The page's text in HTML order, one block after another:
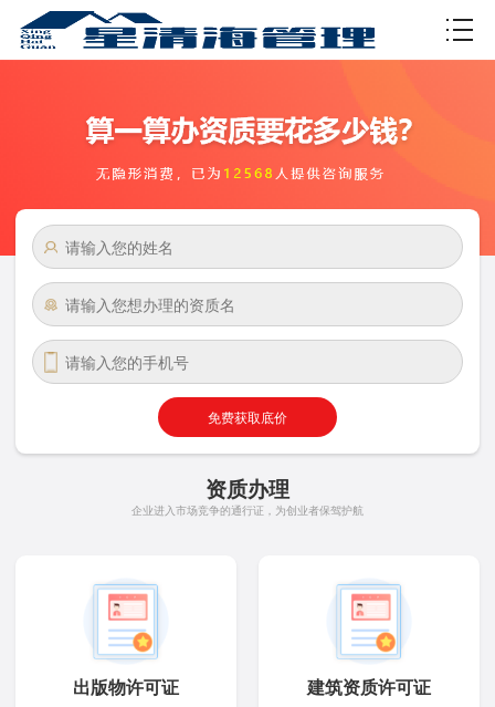
资质许可
免费获取底价
资质办理
企业进入市场竞争的通行证，为创业者保驾护航
出版物许可证 建筑资质许可证